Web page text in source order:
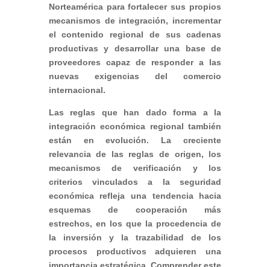
Norteamérica para fortalecer sus propios
mecanismos de integración, incrementar
el contenido regional de sus cadenas
productivas y desarrollar una base de
proveedores capaz de responder a las
nuevas exigencias del comercio
internacional.
Las reglas que han dado forma a la
integración económica regional también
están en evolución. La creciente
relevancia de las reglas de origen, los
mecanismos de verificación y los
criterios vinculados a la seguridad
económica refleja una tendencia hacia
esquemas de cooperación más
estrechos, en los que la procedencia de
la inversión y la trazabilidad de los
procesos productivos adquieren una